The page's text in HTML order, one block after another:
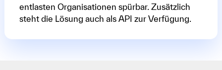
entlasten Organisationen spürbar. Zusätzlich
steht die Lösung auch als API zur Verfügung.